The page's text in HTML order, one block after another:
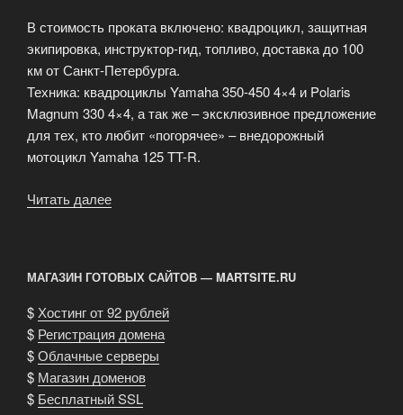
В стоимость проката включено: квадроцикл, защитная
экипировка, инструктор-гид, топливо, доставка до 100
км от Санкт-Петербурга.
Техника: квадроциклы Yamaha 350-450 4×4 и Polaris
Magnum 330 4×4, а так же – эксклюзивное предложение
для тех, кто любит «погорячее» – внедорожный
мотоцикл Yamaha 125 TT-R.
Читать далее
МАГАЗИН ГОТОВЫХ САЙТОВ — MARTSITE.RU
$ Хостинг от 92 рублей
$ Регистрация домена
$Облачные серверы
$ Магазин доменов
$ Бесплатный SSL